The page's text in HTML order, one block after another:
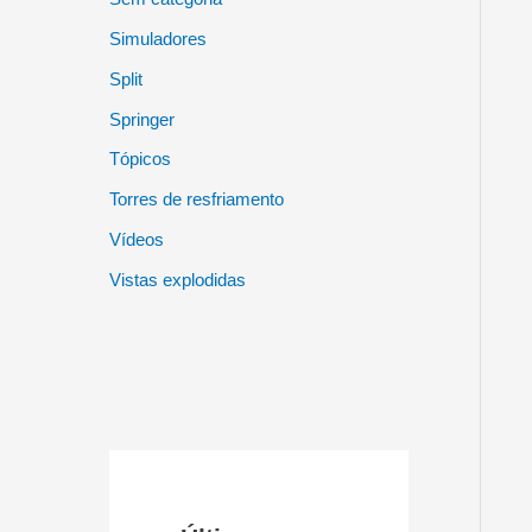
Simuladores
Split
Springer
Tópicos
Torres de resfriamento
Vídeos
Vistas explodidas